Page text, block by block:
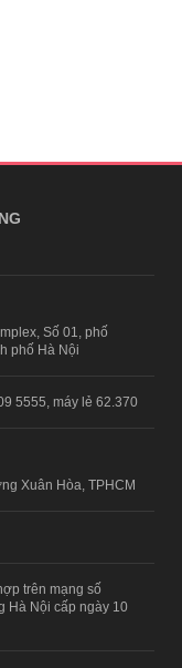
Số 01, phố
phố Hà Nội
5555, máy lẻ 62.370
Xuân Hòa, TPHCM
trên mạng số
Hà Nội cấp ngày 10